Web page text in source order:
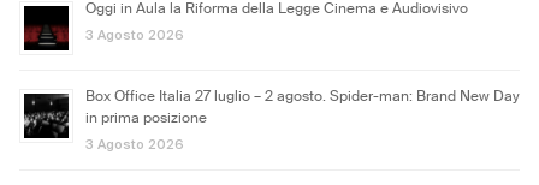
Oggi in Aula la Riforma della Legge Cinema e Audiovisivo
3 Agosto 2026
Box Office Italia 27 luglio – 2 agosto. Spider-man: Brand New Day
in prima posizione
3 Agosto 2026